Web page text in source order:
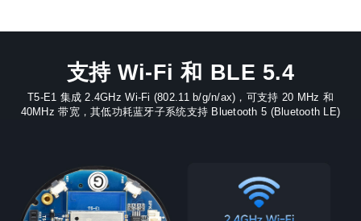
支持 Wi-Fi 和 BLE 5.4
T5-E1 集成 2.4GHz Wi-Fi (802.11 b/g/n/ax)，可支持 20 MHz 和
40MHz 带宽，其低功耗蓝牙子系统支持 Bluetooth 5 (Bluetooth LE)